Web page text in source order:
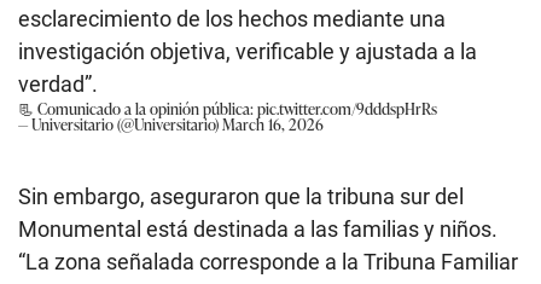
esclarecimiento de los hechos mediante una
investigación objetiva, verificable y ajustada a la
verdad”.
📃 Comunicado a la opinión pública:pic.twitter.com/9dddspHrRs
— Universitario (@Universitario)March 16, 2026
Sin embargo, aseguraron que la tribuna sur del
Monumental está destinada a las familias y niños.
“La zona señalada corresponde a la Tribuna Familiar